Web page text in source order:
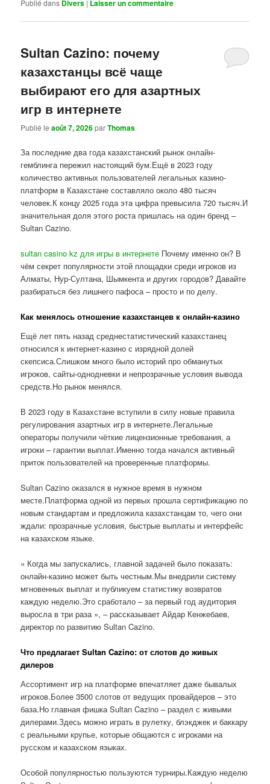
Publié dans Divers | Laisser un commentaire
Sultan Cazino: почему
казахстанцы всё чаще
выбирают его для азартных
игр в интернете
Publié leaoût 7, 2026parThomas
За последние два года казахстанский рынок онлайн-
гемблинга пережил настоящий бум.Ещё в 2023 году
количество активных пользователей легальных казино-
платформ в Казахстане составляло около 480 тысяч
человек.К концу 2025 года эта цифра превысила 720 тысяч.И
значительная доля этого роста пришлась на один бренд –
Sultan Cazino.
sultan casino kz для игры в интернете Почему именно он? В
чём секрет популярности этой площадки среди игроков из
Алматы, Нур-Султана, Шымкента и других городов? Давайте
разбираться без лишнего пафоса – просто и по делу.
Как менялось отношение казахстанцев к онлайн-казино
Ещё лет пять назад среднестатистический казахстанец
относился к интернет-казино с изрядной долей
скепсиса.Слишком много было историй про обманутых
игроков, сайты-однодневки и непрозрачные условия вывода
средств.Но рынок менялся.
В 2023 году в Казахстане вступили в силу новые правила
регулирования азартных игр в интернете.Легальные
операторы получили чёткие лицензионные требования, а
игроки – гарантии выплат.Именно тогда начался активный
приток пользователей на проверенные платформы.
Sultan Cazino оказался в нужное время в нужном
месте.Платформа одной из первых прошла сертификацию по
новым стандартам и предложила казахстанцам то, чего они
ждали: прозрачные условия, быстрые выплаты и интерфейс
на казахском языке.
« Когда мы запускались, главной задачей было показать:
онлайн-казино может быть честным.Мы внедрили систему
мгновенных выплат и публикуем статистику возвратов
каждую неделю.Это сработало – за первый год аудитория
выросла в три раза », – рассказывает Айдар Кенжебаев,
директор по развитию Sultan Cazino.
Что предлагает Sultan Cazino: от слотов до живых
дилеров
Ассортимент игр на платформе впечатляет даже бывалых
игроков.Более 3500 слотов от ведущих провайдеров – это
база.Но главная фишка Sultan Cazino – раздел с живыми
дилерами.Здесь можно играть в рулетку, блэкджек и баккару
с реальными крупье, которые общаются с игроками на
русском и казахском языках.
Особой популярностью пользуются турниры.Каждую неделю